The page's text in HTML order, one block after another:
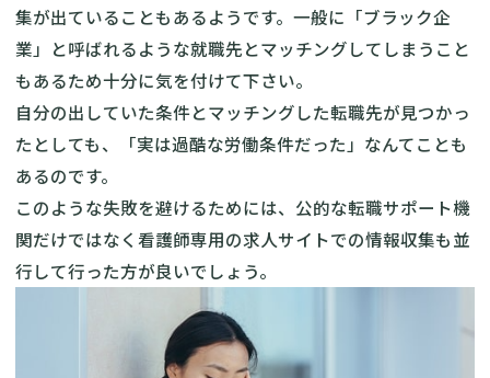
集が出ていることもあるようです。一般に「ブラック企
業」と呼ばれるような就職先とマッチングしてしまうこと
もあるため十分に気を付けて下さい。
自分の出していた条件とマッチングした転職先が見つかっ
たとしても、「実は過酷な労働条件だった」なんてことも
あるのです。
このような失敗を避けるためには、公的な転職サポート機
関だけではなく看護師専用の求人サイトでの情報収集も並
行して行った方が良いでしょう。